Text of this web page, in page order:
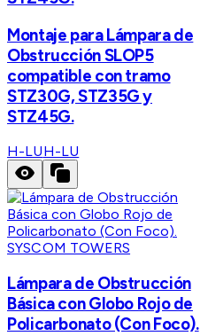
Montaje para Lámpara de
Obstrucción SLOP5
compatible con tramo
STZ30G, STZ35G y
STZ45G.
H-LUH-LU
SYSCOM TOWERS
Lámpara de Obstrucción
Básica con Globo Rojo de
Policarbonato (Con Foco).